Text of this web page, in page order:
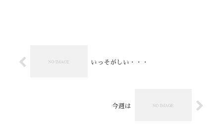
いっそがしい・・・
今週は